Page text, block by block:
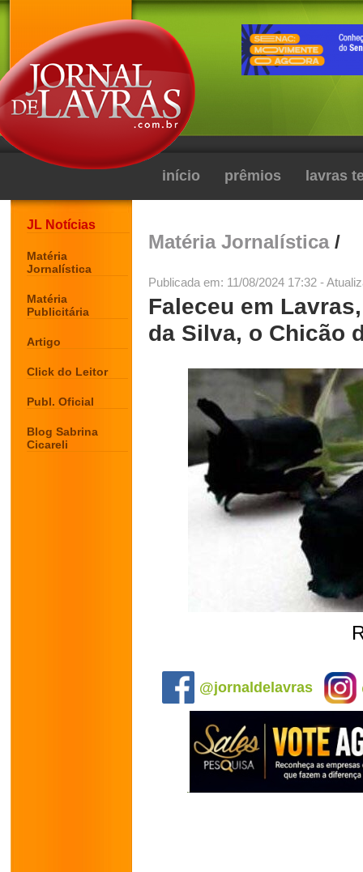
início prêmios lavras
JL Notícias
Matéria
Jornalística
Matéria
Publicitária
Artigo
Click do Leitor
Publ. Oficial
Blog Sabrina
Cicareli
Matéria Jornalística/
Publicada em: 11/08/2024 17:32 -
Faleceu em
da Silva, o Chicão
@jornaldelavras